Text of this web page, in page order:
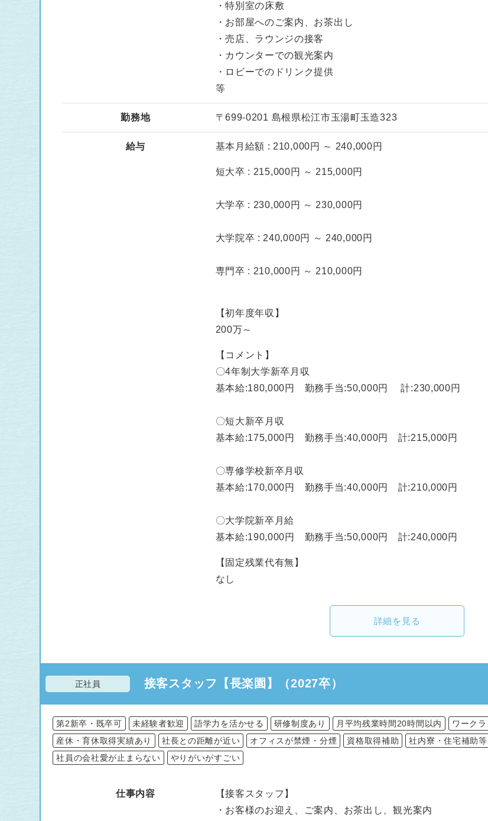
・特別室の床敷
・お部屋へのご案内、お茶出し
・売店、ラウンジの接客
・カウンターでの観光案内
・ロビーでのドリンク提供
等
勤務地 〒699-0201 島根県松江市玉湯町玉造323
給与 基本月給額 : 210,000円 ～ 240,000円
短大卒 : 215,000円 ～ 215,000円
大学卒 : 230,000円 ～ 230,000円
大学院卒 : 240,000円 ～ 240,000円
専門卒 : 210,000円 ～ 210,000円
【初年度年収】
200万～
【コメント】
〇4年制大学新卒月収
基本給:180,000円 勤務手当:50,000円 計:230,000円
〇短大新卒月収
基本給:175,000円 勤務手当:40,000円 計:215,000円
〇専修学校新卒月収
基本給:170,000円 勤務手当:40,000円 計:210,000円
〇大学院新卒月給
基本給:190,000円 勤務手当:50,000円 計:240,000円
【固定残業代有無】
なし
詳細を見る
正社員 接客スタッフ【長楽園】（2027卒）
第2新卒・既卒可 未経験者歓迎 語学力を活かせる 研修制度あり 月平均残業時間20時間以内 ワーク
産休・育休取得実績あり
社長との距離が近い オフィスが禁煙・分煙 資格取得補助 社内寮・住宅補助等
社員の会社愛が止まらない
やりがいがすごい
仕事内容
【接客スタッフ】
・お客様のお迎え、ご案内、お茶出し、観光案内